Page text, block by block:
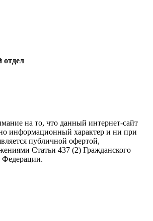
отдел
на то, что данный интернет-сайт
информационный характер и ни при
публичной офертой,
Статьи 437 (2) Гражданского
Федерации.